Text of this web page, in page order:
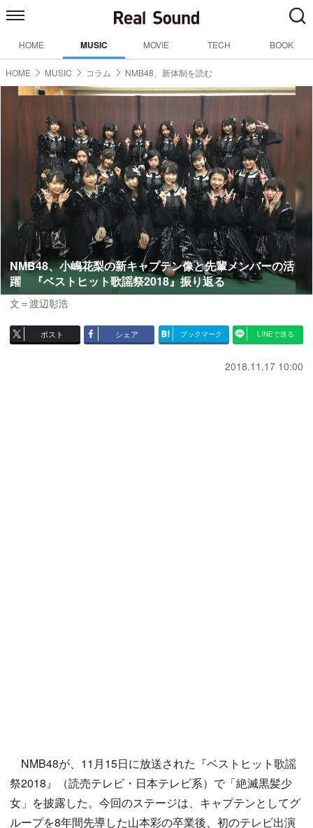
HOME MUSIC MOVIE TECH BOOK
HOME MUSIC コラム NMB48、新体制を読む
NMB48、小嶋花梨の新キャプテン像と先輩メンバーの活
躍 『ベストヒット歌謡祭2018』振り返る
文＝渡辺彰浩
ポスト シェア ブックマーク LINEで送る
2018.11.17 10:00
NMB48が、11月15日に放送された『ベストヒット歌謡
祭2018』（読売テレビ・日本テレビ系）で「絶滅黒髪少
女」を披露した。今回のステージは、キャプテンとしてグ
ループを8年間先導した山本彩の卒業後、初のテレビ出演